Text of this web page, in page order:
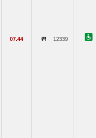
07.44 12339